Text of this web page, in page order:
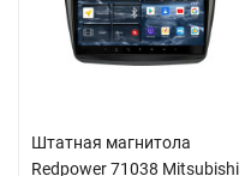
Штатная магнитола
Redpower 71038 Mitsubishi